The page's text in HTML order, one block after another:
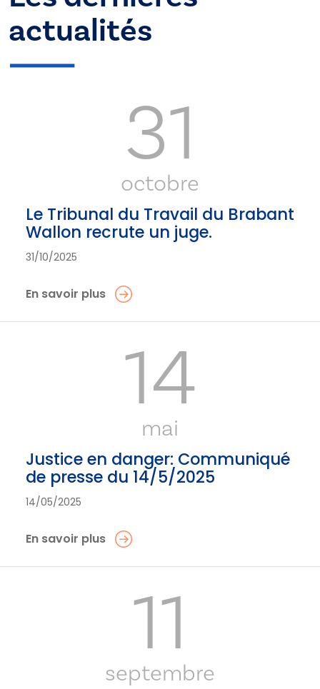
actualités
31
octobre
Le Tribunal du Travail du Brabant
Wallon recrute un juge.
31/10/2025
En savoir plus
14
mai
Justice en danger: Communiqué
de presse du 14/5/2025
14/05/2025
En savoir plus
11
septembre